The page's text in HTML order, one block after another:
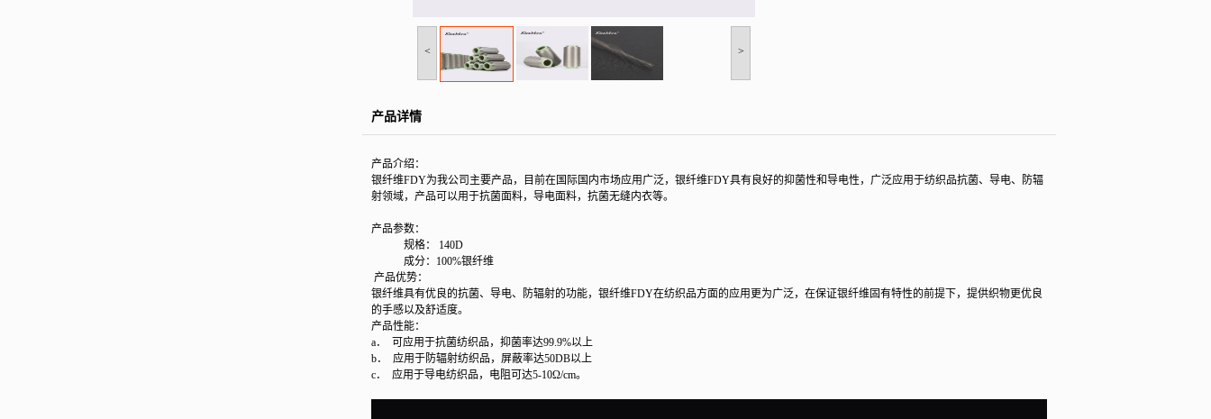
< >
产品详情
产品介绍：
银纤维FDY为我公司主要产品，目前在国际国内市场应用广泛，银纤维FDY具有良好的抑菌性和导电性，广泛应用于纺织品抗菌、导电、防辐
射领域，产品可以用于抗菌面料，导电面料，抗菌无缝内衣等。
产品参数：
规格： 140D
成分：100%银纤维
产品优势：
银纤维具有优良的抗菌、导电、防辐射的功能，银纤维FDY在纺织品方面的应用更为广泛，在保证银纤维固有特性的前提下，提供织物更优良
的手感以及舒适度。
产品性能：
a． 可应用于抗菌纺织品，抑菌率达99.9%以上
b． 应用于防辐射纺织品，屏蔽率达50DB以上
c． 应用于导电纺织品，电阻可达5-10Ω/cm。